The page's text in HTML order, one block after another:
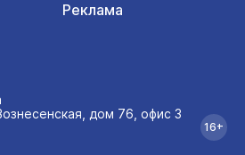
Реклама
дом 76, офис 3
16+